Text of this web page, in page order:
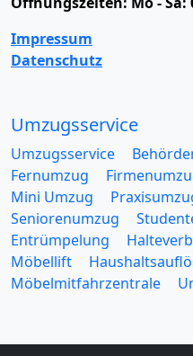
Impressum
Datenschutz
Umzugsservice
Umzugsservice
Fernumzug
Mini Umzug
Seniorenumzug
Entrümpelung
Möbellift
Möbelmitfahrzentrale